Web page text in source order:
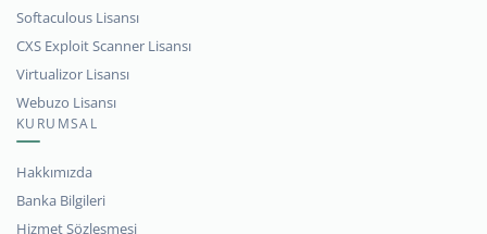
Softaculous Lisansı
CXS Exploit Scanner Lisansı
Virtualizor Lisansı
Webuzo Lisansı
KURUMSAL
Hakkımızda
Banka Bilgileri
Hizmet Sözleşmesi